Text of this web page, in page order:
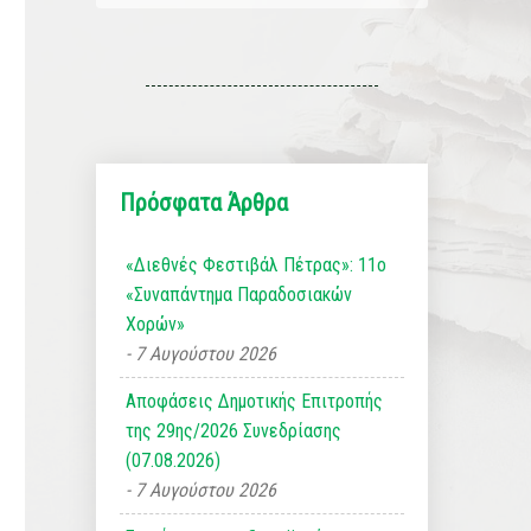
Πρόσφατα Άρθρα
«Διεθνές Φεστιβάλ Πέτρας»: 11ο
«Συναπάντημα Παραδοσιακών
Χορών»
7 Αυγούστου 2026
Αποφάσεις Δημοτικής Επιτροπής
της 29ης/2026 Συνεδρίασης
(07.08.2026)
7 Αυγούστου 2026